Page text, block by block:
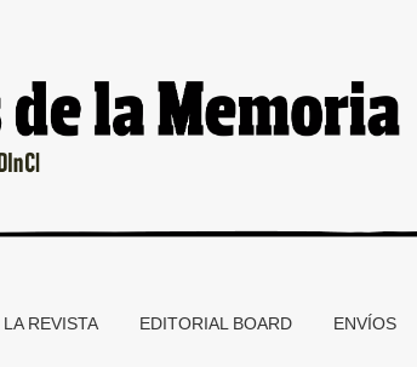
REVISTA EDITORIAL BOARD ENVÍOS